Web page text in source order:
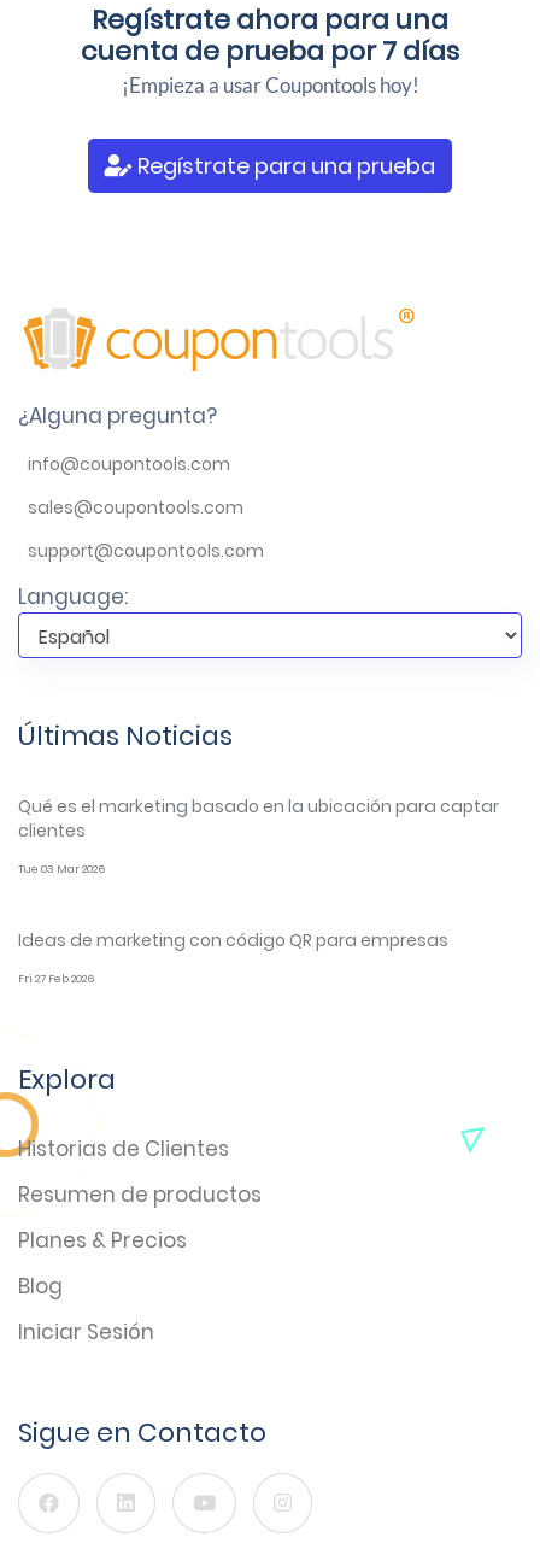
Regístrate ahora para una
cuenta de prueba por 7 días
¡Empieza a usar Coupontools hoy!
Regístrate para una prueba
¿Alguna pregunta?
info@coupontools.com
sales@coupontools.com
support@coupontools.com
Language:
Últimas Noticias
Qué es el marketing basado en la ubicación para captar
clientes
Tue 03 Mar 2026
Ideas de marketing con código QR para empresas
Fri 27 Feb 2026
Explora
Historias de Clientes
Resumen de productos
Planes & Precios
Blog
Iniciar Sesión
Sigue en Contacto